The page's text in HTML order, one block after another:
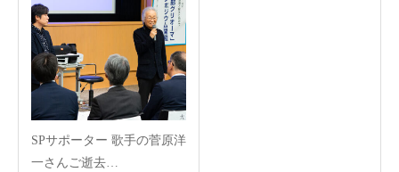
SPサポーター 歌手の菅原洋
一さんご逝去…